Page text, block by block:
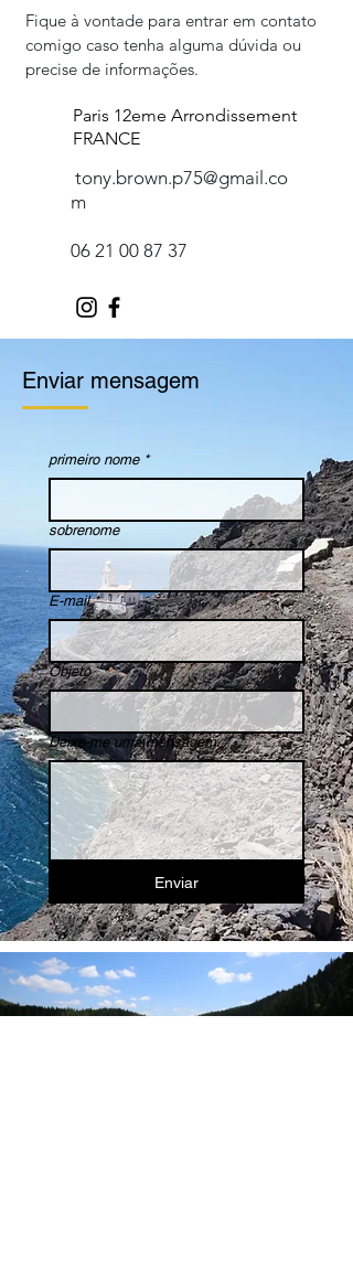
Fique à vontade para entrar em contato
comigo caso tenha alguma dúvida ou
precise de informações.
Paris 12eme Arrondissement
FRANCE
tony.brown.p75@gmail.co
m
06 21 00 87 37
Enviar mensagem
primeiro nome *
sobrenome
E-mail *
Objeto
Deixe-me uma mensagem.
Enviar